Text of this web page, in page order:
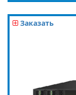
Заказать